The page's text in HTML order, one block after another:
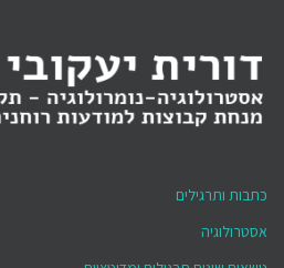
כתבות ותרגילים
אסטרולוגיה